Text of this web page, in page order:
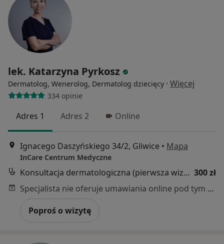
lek. Katarzyna Pyrkosz
Dermatolog, Wenerolog, Dermatolog dziecięcy · Więcej
334 opinie
Adres 1 Adres 2 Online
Ignacego Daszyńskiego 34/2, Gliwice • Mapa
InCare Centrum Medyczne
Konsultacja dermatologiczna (pierwsza wizyta) 300 zł
Specjalista nie oferuje umawiania online pod tym adresem.
Poproś o wizytę